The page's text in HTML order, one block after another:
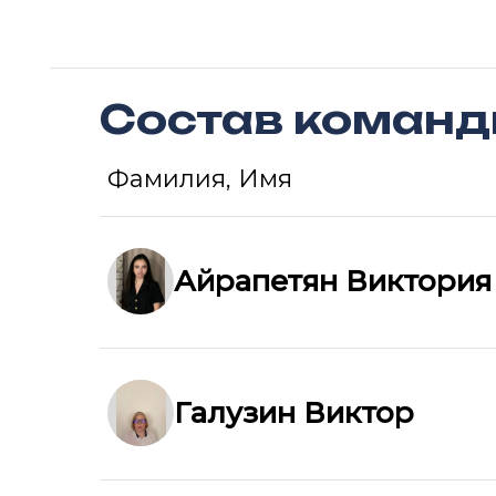
Состав
Фамилия, Имя
Айрапетян Виктория
Галузин Виктор